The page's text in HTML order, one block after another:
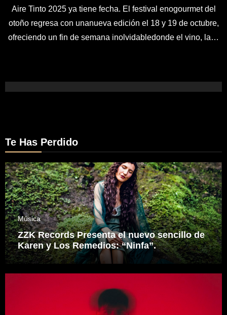
Aire Tinto 2025 ya tiene fecha. El festival enogourmet del
otoño regresa con unanueva edición el 18 y 19 de octubre,
ofreciendo un fin de semana inolvidabledonde el vino, la…
Te Has Perdido
Música
ZZK Records Presenta el nuevo sencillo de
Karen y Los Remedios: “Ninfa”.